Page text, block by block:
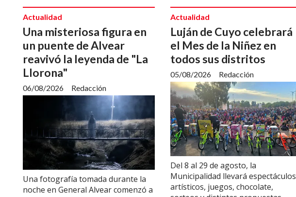
Una misteriosa figura en
un puente de Alvear
reavivó la leyenda de "La
Llorona"
Redacción
Actualidad
06/08/2026
Una fotografía tomada durante la
noche en General Alvear comenzó a
Luján de Cuyo celebrará
el Mes de la Niñez en
todos sus distritos
Redacción
Actualidad
05/08/2026
Del 8 al 29 de agosto, la
Municipalidad llevará espectáculos
artísticos, juegos, chocolate,